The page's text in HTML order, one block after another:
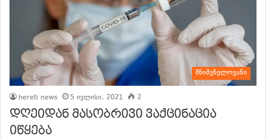
მნიშვნელოვანი
hereti news 5 ივლისი, 2021 2
დღეიდან მასობრივი ვაქცინაცია
იწყება